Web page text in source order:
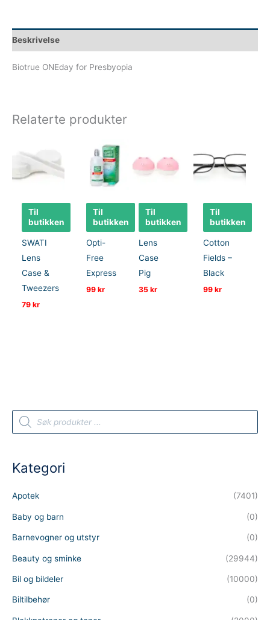
Beskrivelse
Biotrue ONEday for Presbyopia
Relaterte produkter
Til
butikken
SWATI
Lens
Case &
Tweezers
79kr
Til
butikken
Opti-
Free
Express
99kr
Til
butikken
Lens
Case
Pig
35kr
Til
butikken
Cotton
Fields –
Black
99kr
P
d
t
s
s
a
r
h
Kategori
Apotek (7401)
Baby og barn (0)
Barnevogner og utstyr (0)
Beauty og sminke (29944)
Bil og bildeler (10000)
Biltilbehør (0)